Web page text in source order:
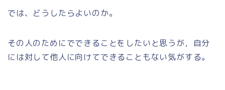
では、どうしたらよいのか。
その人のためにでできることをしたいと思うが，自分
には対して他人に向けてできることもない気がする。